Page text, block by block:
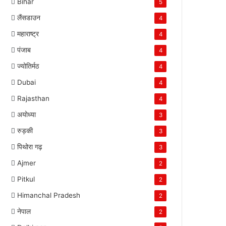
5
लैंसडाउन 4
महाराष्ट्र 4
पंजाब 4
ज्योतिर्मठ 4
Dubai 4
Rajasthan 4
अयोध्या 3
रुड़की 3
पिथोरा गढ़ 3
Ajmer 2
Pitkul 2
Himanchal Pradesh 2
नेपाल 2